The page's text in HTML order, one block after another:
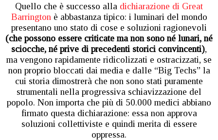
Quello che è successo alla dichiarazione di Great
Barrington è abbastanza tipico: i luminari del mondo
presentano uno stato di cose e soluzioni ragionevoli
(che possono essere criticate ma non sono né lunari, né
sciocche, né prive di precedenti storici convincenti),
ma vengono rapidamente ridicolizzati e ostracizzati, se
non proprio bloccati dai media e dalle “Big Techs” la
cui storia dimostrerà che non sono stati puramente
strumentali nella progressiva schiavizzazione del
popolo. Non importa che più di 50.000 medici abbiano
firmato questa dichiarazione: essa non approva
soluzioni collettiviste e quindi merita di essere
oppressa.